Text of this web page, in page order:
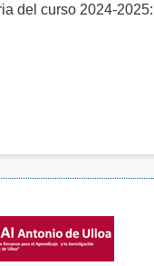
del curso 2024-2025: